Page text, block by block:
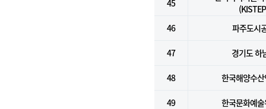
45
46
파주도시
47 경기도 하
48 한국해양수
49 한국문화예